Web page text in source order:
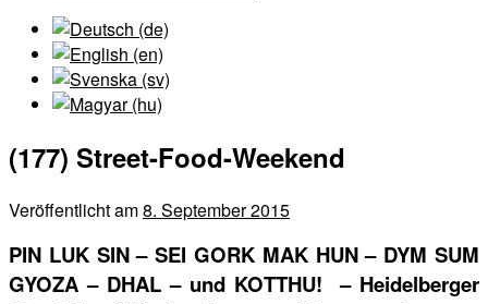
(177) Street-Food-Weekend
Veröffentlicht am8. September 2015
PIN LUK SIN – SEI GORK MAK HUN – DYM SUM
GYOZA – DHAL – und KOTTHU! – Heidelberger